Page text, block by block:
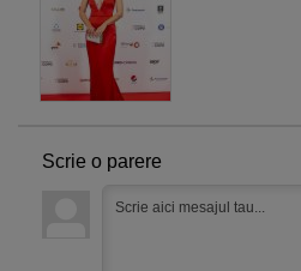
Scrie o parere